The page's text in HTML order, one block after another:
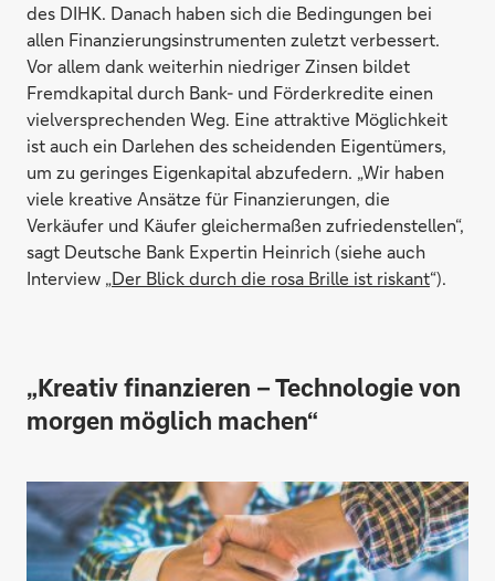
des DIHK. Danach haben sich die Bedingungen bei
allen Finanzierungsinstrumenten zuletzt verbessert.
Vor allem dank weiterhin niedriger Zinsen bildet
Fremdkapital durch Bank- und Förderkredite einen
vielversprechenden Weg. Eine attraktive Möglichkeit
ist auch ein Darlehen des scheidenden Eigentümers,
um zu geringes Eigenkapital abzufedern. „Wir haben
viele kreative Ansätze für Finanzierungen, die
Verkäufer und Käufer gleichermaßen zufriedenstellen“,
sagt Deutsche Bank Expertin Heinrich (siehe auch
Interview „Der Blick durch die rosa Brille ist riskant“).
„Kreativ finanzieren – Technologie von
morgen möglich machen“